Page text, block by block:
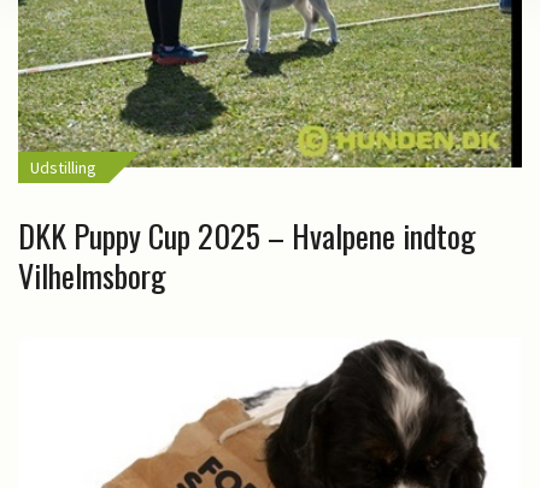
Udstilling
DKK Puppy Cup 2025 – Hvalpene indtog
Vilhelmsborg